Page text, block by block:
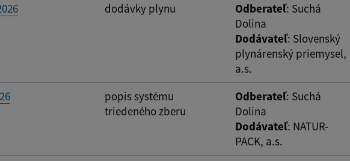
dodávky plynu Odberateľ: Suchá
Dolina
Dodávateľ: Slovenský
plynárenský priemysel,
a.s.
popis systému
triedeného zberu
Odberateľ: Suchá
Dolina
Dodávateľ: NATUR-
PACK, a.s.